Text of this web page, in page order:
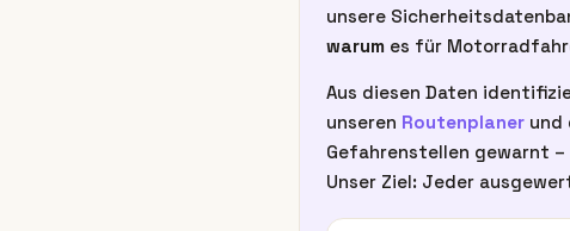
unsere
warum es für
Aus diesen Daten
unseren Routenplaner und
Gefahrenstellen gewarnt
Unser Ziel: Jeder